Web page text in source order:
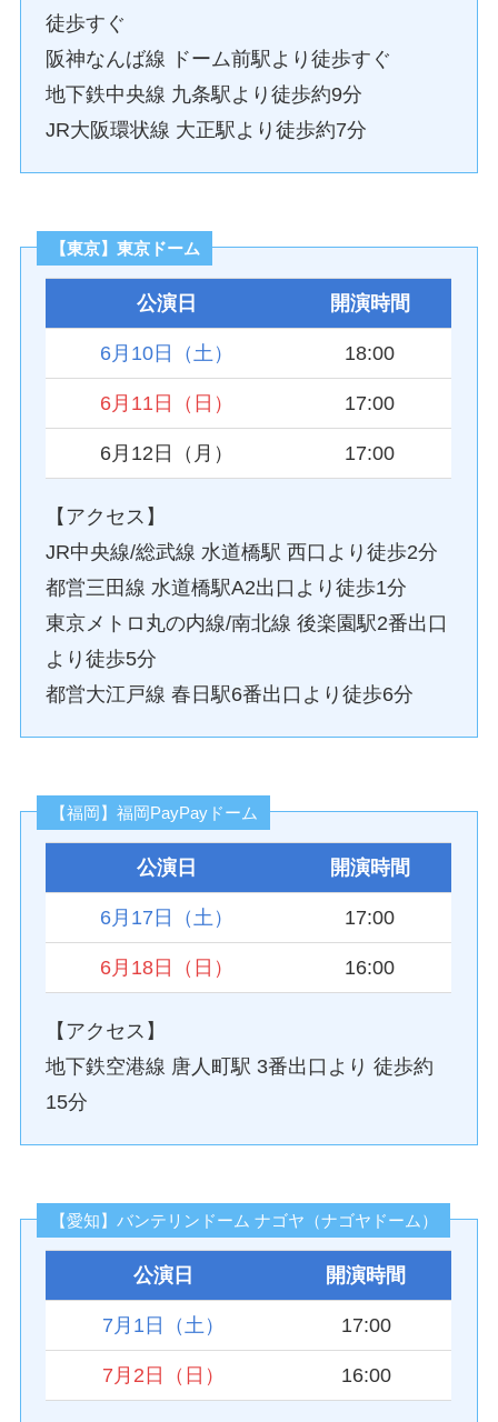
徒歩すぐ
阪神なんば線 ドーム前駅より徒歩すぐ
地下鉄中央線 九条駅より徒歩約9分
JR大阪環状線 大正駅より徒歩約7分
【東京】東京ドーム
公演日 開演時間
6月10日（土） 18:00
6月11日（日） 17:00
6月12日（月） 17:00
【アクセス】
JR中央線/総武線 水道橋駅 西口より徒歩2分
都営三田線 水道橋駅A2出口より徒歩1分
東京メトロ丸の内線/南北線 後楽園駅2番出口
より徒歩5分
都営大江戸線 春日駅6番出口より徒歩6分
【福岡】福岡PayPayドーム
公演日 開演時間
6月17日（土） 17:00
6月18日（日） 16:00
【アクセス】
地下鉄空港線 唐人町駅 3番出口より 徒歩約
15分
【愛知】バンテリンドーム ナゴヤ（ナゴヤドーム）
公演日 開演時間
7月1日（土） 17:00
7月2日（日） 16:00